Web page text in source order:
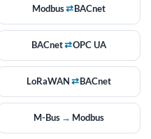
Modbus⇄BACnet
BACnet⇄OPC UA
LoRaWAN ⇄BACnet
M-Bus → Modbus